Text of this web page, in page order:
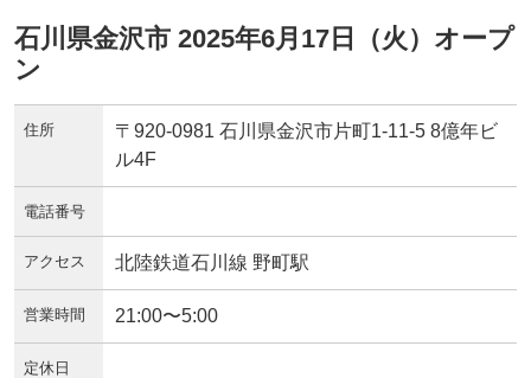
石川県金沢市 2025年6月17日（火）オープ
ン
住所
〒920-0981 石川県金沢市片町1-11-5 8億年ビ
ル4F
電話番号
アクセス 北陸鉄道石川線 野町駅
営業時間 21:00〜5:00
定休日